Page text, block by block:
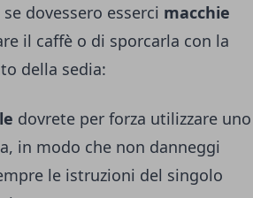
dovessero esserci macchie
il caffè o di sporcarla con la
della sedia:
dovrete per forza utilizzare uno
in modo che non danneggi
le istruzioni del singolo